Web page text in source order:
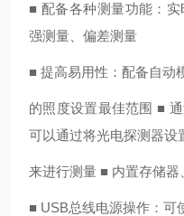
■ 配备各种测量功能：
强测量、偏差测量
■ 提高易用性：配备自动
的照度设置最佳范围 ■
可以通过将光电探测器设
来进行测量 ■ 内置存储
■ USB总线电源操作：可